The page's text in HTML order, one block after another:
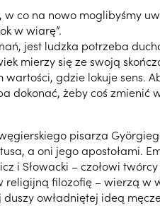
co na nowo moglibyśmy
w wiarę”.
jest ludzka potrzeba
mierzy się ze swoją
gdzie lokuje sens.
dokonać, żeby coś
pisarza
a oni jego apostołami.
i Słowacki – czołowi
filozofię – wierzą
owładniętej ideą